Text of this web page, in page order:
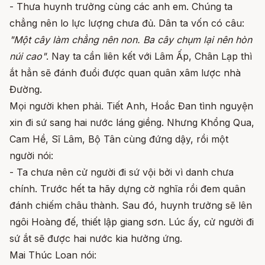
- Thưa huynh trưởng cùng các anh em. Chúng ta
chẳng nên lo lực lượng chưa đủ. Dân ta vốn có câu:
"Một cây làm chẳng nên non. Ba cây chụm lại nên hòn
núi cao". Nay ta cần liên kết với Lâm Ấp, Chân Lạp thì
ắt hẳn sẽ đánh đuổi được quan quân xâm lược nhà
Đường.
Mọi người khen phải. Tiết Anh, Hoắc Đan tình nguyện
xin đi sứ sang hai nước láng giềng. Nhưng Khổng Qua,
Cam Hề, Sĩ Lâm, Bộ Tân cùng đứng dậy, rồi một
người nói:
- Ta chưa nên cử người đi sứ vội bởi vì danh chưa
chính. Trước hết ta hãy dựng cờ nghĩa rồi đem quân
đánh chiếm châu thành. Sau đó, huynh trưởng sẽ lên
ngôi Hoàng đế, thiết lập giang sơn. Lúc ấy, cử người đi
sứ ắt sẽ được hai nước kia hưởng ứng.
Mai Thúc Loan nói: